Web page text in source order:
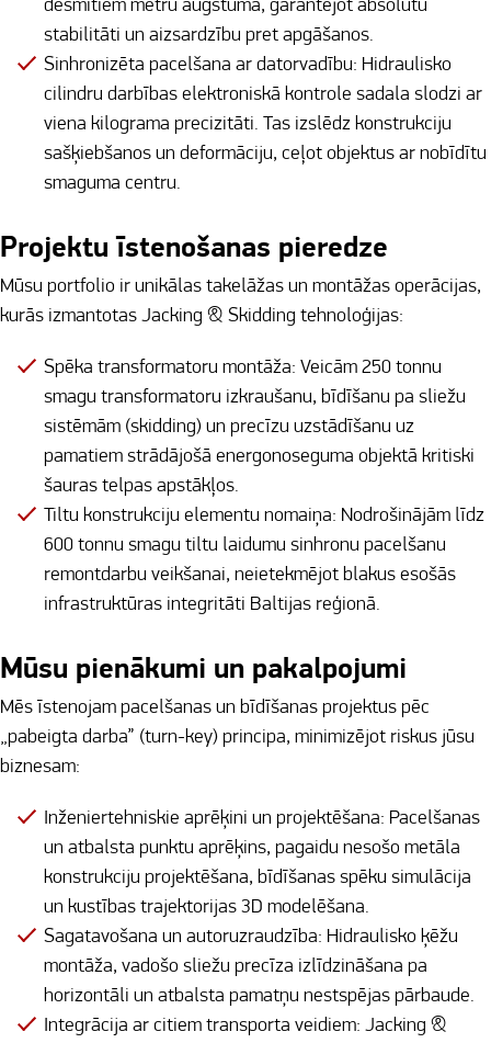
desmitiem metru augstumā, garantējot absolūtu
stabilitāti un aizsardzību pret apgāšanos.
Sinhronizēta pacelšana ar datorvadību: Hidraulisko
cilindru darbības elektroniskā kontrole sadala slodzi ar
viena kilograma precizitāti. Tas izslēdz konstrukciju
sašķiebšanos un deformāciju, ceļot objektus ar nobīdītu
smaguma centru.
Projektu īstenošanas pieredze
Mūsu portfolio ir unikālas takelāžas un montāžas operācijas,
kurās izmantotas Jacking & Skidding tehnoloģijas:
Spēka transformatoru montāža: Veicām 250 tonnu
smagu transformatoru izkraušanu, bīdīšanu pa sliežu
sistēmām (skidding) un precīzu uzstādīšanu uz
pamatiem strādājošā energonoseguma objektā kritiski
šauras telpas apstākļos.
Tiltu konstrukciju elementu nomaiņa: Nodrošinājām līdz
600 tonnu smagu tiltu laidumu sinhronu pacelšanu
remontdarbu veikšanai, neietekmējot blakus esošās
infrastruktūras integritāti Baltijas reģionā.
Mūsu pienākumi un pakalpojumi
Mēs īstenojam pacelšanas un bīdīšanas projektus pēc
„pabeigta darba” (turn-key) principa, minimizējot riskus jūsu
biznesam:
Inženiertehniskie aprēķini un projektēšana: Pacelšanas
un atbalsta punktu aprēķins, pagaidu nesošo metāla
konstrukciju projektēšana, bīdīšanas spēku simulācija
un kustības trajektorijas 3D modelēšana.
Sagatavošana un autoruzraudzība: Hidraulisko ķēžu
montāža, vadošo sliežu precīza izlīdzināšana pa
horizontāli un atbalsta pamatņu nestspējas pārbaude.
Integrācija ar citiem transporta veidiem: Jacking &